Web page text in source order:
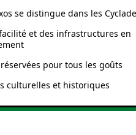
se distingue dans les
et des infrastructures en
pour tous les goûts
culturelles et historiques